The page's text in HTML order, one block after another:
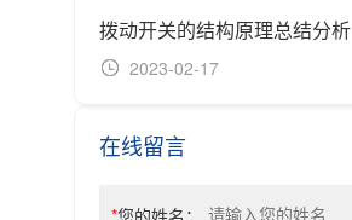
拨动开关的结构原理总结分析
2023-02-17
在线留言
*您的姓名：